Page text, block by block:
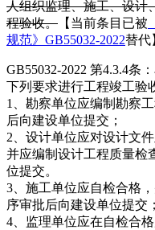
人组织监理、施工、设计
程验收。 【当前条目已被
规范》GB55032-2022替代
GB55032-2022 第4.3.4条
下列要求进行工程竣工验
1、勘察单位应编制勘察
后向建设单位提交；
2、设计单位应对设计文
并应编制设计工程质量检
位提交。
3、施工单位应自检合格
序审批后向建设单位提交；
4、监理单位应在自检合